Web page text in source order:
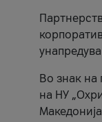
Во знак на
на НУ